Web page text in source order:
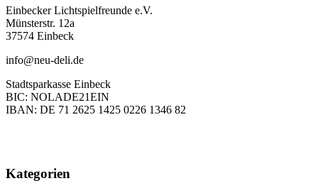
Einbecker Lichtspielfreunde e.V.
Münsterstr. 12a
37574 Einbeck
info@neu-deli.de
Stadtsparkasse Einbeck
BIC: NOLADE21EIN
IBAN: DE 71 2625 1425 0226 1346 82
Kategorien